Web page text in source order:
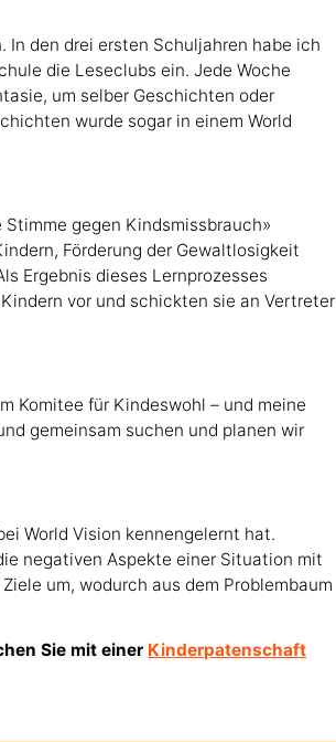
In den drei ersten Schuljahren habe ich
die Leseclubs ein. Jede Woche
um selber Geschichten oder
wurde sogar in einem World
gegen Kindsmissbrauch»
Förderung der Gewaltlosigkeit
Ergebnis dieses Lernprozesses
vor und schickten sie an Vertreter
Komitee für Kindeswohl – und meine
gemeinsam suchen und planen wir
World Vision kennengelernt hat.
negativen Aspekte einer Situation mit
um, wodurch aus dem Problembaum
Sie mit einer Kinderpatenschaft